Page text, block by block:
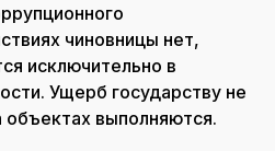
чиновницы нет,
исключительно в
Ущерб государству не
объектах выполняются.